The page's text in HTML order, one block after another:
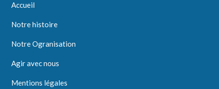
Accueil
Notre histoire
Notre Ogranisation
Agir avec nous
Mentions légales